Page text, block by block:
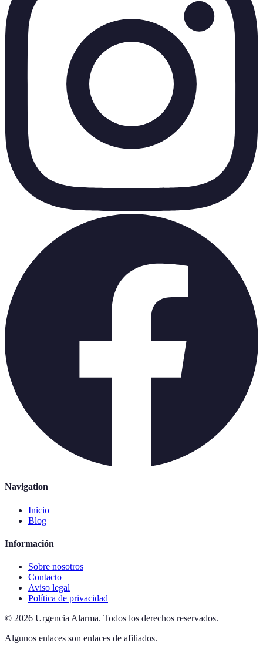
Navigation
Inicio
Blog
Información
Sobre nosotros
Contacto
Aviso legal
Política de privacidad
© 2026 Urgencia Alarma. Todos los derechos reservados.
Algunos enlaces son enlaces de afiliados.